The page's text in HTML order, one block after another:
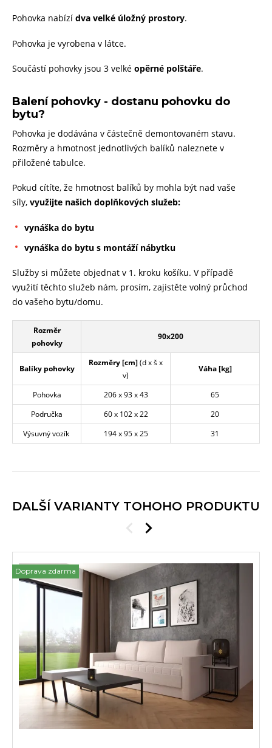
Pohovka nabízí dva velké úložný prostory.
Pohovka je vyrobena v látce.
Součástí pohovky jsou 3 velké opěrné polštáře.
Balení pohovky - dostanu pohovku do
bytu?
Pohovka je dodávána v částečně demontovaném stavu.
Rozměry a hmotnost jednotlivých balíků naleznete v
přiložené tabulce.
Pokud cítíte, že hmotnost balíků by mohla být nad vaše
síly, využijte našich doplňkových služeb:
vynáška do bytu
vynáška do bytu s montáží nábytku
Služby si můžete objednat v 1. kroku košíku. V případě
využití těchto služeb nám, prosím, zajistěte volný průchod
do vašeho bytu/domu.
Rozměr
pohovky
90x200
Balíky pohovky
Rozměry [cm](d x š x
v)
Váha [kg]
Pohovka 206 x 93 x 43
65
Područka
60 x 102 x 22
20
Výsuvný vozík
194 x 95 x 25 31
DALŠÍ VARIANTY TOHOHO PRODUKTU
Doprava zdarma